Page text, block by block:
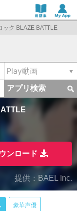
ック BLAZE BATTLE
アプリ検索
ンロード
提供：BAEL Inc.
豪華声優